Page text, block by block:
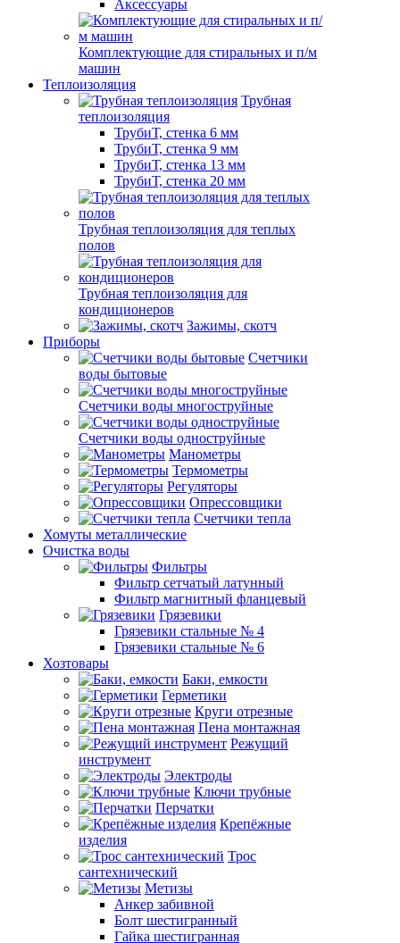
Аксессуары
Комплектующие для стиральных и п/м
машин
Теплоизоляция
Трубная
теплоизоляция
ТрубиТ, стенка 6 мм
ТрубиТ, стенка 9 мм
ТрубиТ, стенка 13 мм
ТрубиТ, стенка 20 мм
Трубная теплоизоляция для теплых
полов
Трубная теплоизоляция для
кондиционеров
Зажимы, скотч
Приборы
Счетчики
воды бытовые
Счетчики воды многоструйные
Счетчики воды одноструйные
Манометры
Термометры
Регуляторы
Опрессовщики
Счетчики тепла
Хомуты металлические
Очистка воды
Фильтры
Фильтр сетчатый латунный
Фильтр магнитный фланцевый
Грязевики
Грязевики стальные № 4
Грязевики стальные № 6
Хозтовары
Баки, емкости
Герметики
Круги отрезные
Пена монтажная
Режущий
инструмент
Электроды
Ключи трубные
Перчатки
Крепёжные
изделия
Трос
сантехнический
Метизы
Анкер забивной
Болт шестигранный
Гайка шестигранная